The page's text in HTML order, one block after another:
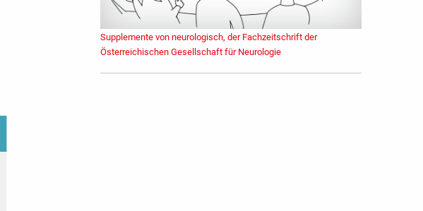
Supplemente von neurologisch, der Fachzeitschrift der
Österreichischen Gesellschaft für Neurologie